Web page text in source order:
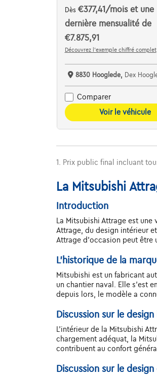
Dès €377,41 /mois et une
dernière mensualité de
€7.875,91
Découvrez l’exemple chiffré complet
8830 Hooglede, Dex
Comparer
Voir le véhicule
1. Prix public final incluant
La Mitsubishi
Introduction
La Mitsubishi Attrage est
Attrage, du design intérieur
Attrage d'occasion peut être
L'historique de la
Mitsubishi est un fabricant
un chantier naval. Elle s'est
depuis lors, le modèle a
Discussion sur le
L'intérieur de la Mitsubishi
chargement adéquat, la
contribuent au confort général.
Discussion sur le